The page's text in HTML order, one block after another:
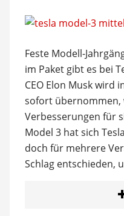
Feste Modell-
im Paket gibt es bei
CEO Elon Musk wird
sofort übernommen,
Verbesserungen für
Model 3 hat sich
doch für mehrere
Schlag entschieden,